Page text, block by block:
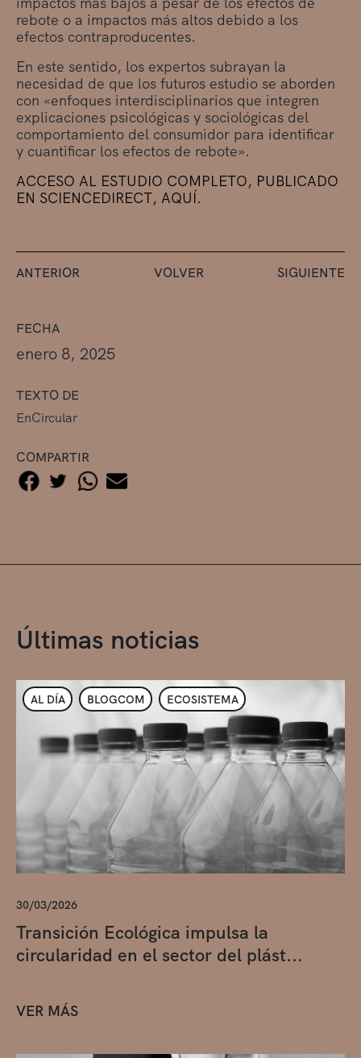
FECHA
enero 8, 2025
TEXTO DE
EnCircular
COMPARTIR
rebote o a impactos más altos debido a los
efectos contraproducentes.
En este sentido, los expertos subrayan la
necesidad de que los futuros estudio se aborden
con «enfoques interdisciplinarios que integren
explicaciones psicológicas y sociológicas del
comportamiento del consumidor para identificar
y cuantificar los efectos de rebote».
ACCESO AL ESTUDIO COMPLETO, PUBLICADO
EN SCIENCEDIRECT, AQUÍ.
ANTERIOR VOLVER SIGUIENTE
Últimas noticias
AL DÍA BLOGCOM ECOSISTEMA
30/03/2026
Transición Ecológica impulsa la
circularidad en el sector del plást...
VER MÁS